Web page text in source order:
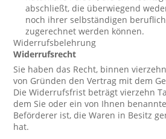
abschließt, die überwiegend
noch ihrer selbständigen
zugerechnet werden können.
Widerrufsbelehrung
Widerrufsrecht
Sie haben das Recht, binnen
von Gründen den Vertrag mit dem
Die Widerrufsfrist beträgt vierzehn
dem Sie oder ein von Ihnen
Beförderer ist, die Waren in Besitz
hat.